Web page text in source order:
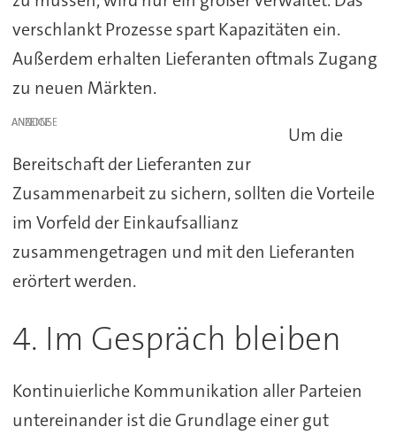
verschlankt Prozesse spart Kapazitäten ein.
Außerdem erhalten Lieferanten oftmals Zugang
zu neuen Märkten.
ANZEIGE
Um die
Bereitschaft der Lieferanten zur
Zusammenarbeit zu sichern, sollten die Vorteile
im Vorfeld der Einkaufsallianz
zusammengetragen und mit den Lieferanten
erörtert werden.
4. Im Gespräch bleiben
Kontinuierliche Kommunikation aller Parteien
untereinander ist die Grundlage einer gut